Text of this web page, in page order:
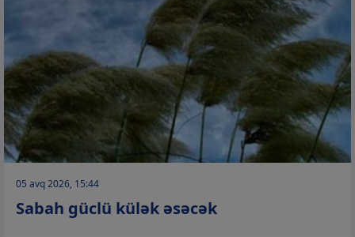
05 avq 2026, 15:44
Sabah güclü külək əsəcək